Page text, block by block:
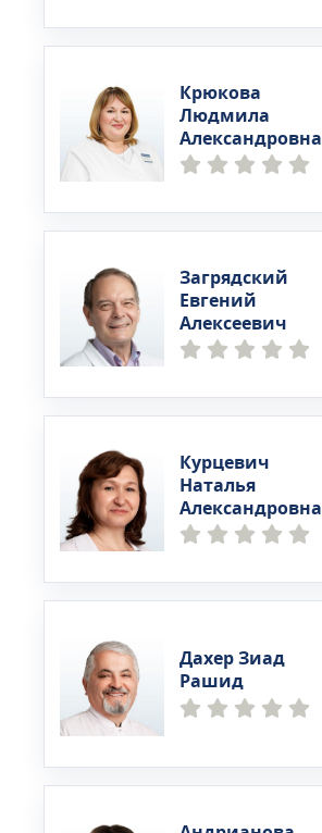
Крюкова
Людмила
Александровна
Загрядский
Евгений
Алексеевич
Курцевич
Наталья
Александровна
Дахер Зиад
Рашид